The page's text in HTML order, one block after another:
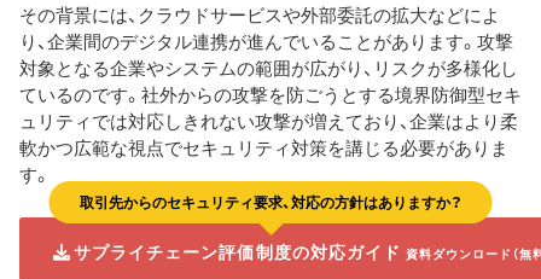
その背景には、クラウドサービスや外部委託の拡大などによ
り、企業間のデジタル連携が進んでいることがあります。攻撃
対象となる企業やシステムの範囲が広がり、リスクが多様化し
ているのです。社外からの攻撃を防ごうとする境界防御型セキ
ュリティでは対応しきれない攻撃が増えており、企業はより柔
軟かつ広範な視点でセキュリティ対策を講じる必要がありま
す。
取引先からのセキュリティ要求、対応の方針はありますか？
サプライチェーン評価制度の対応ガイド 資料ダウンロード（無